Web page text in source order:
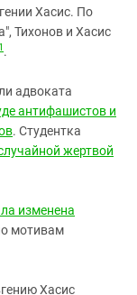
Хасис. По
Тихонов и Хасис
.
адвоката
антифашистов и
. Студентка
жертвой
изменена
мотивам
Хасис